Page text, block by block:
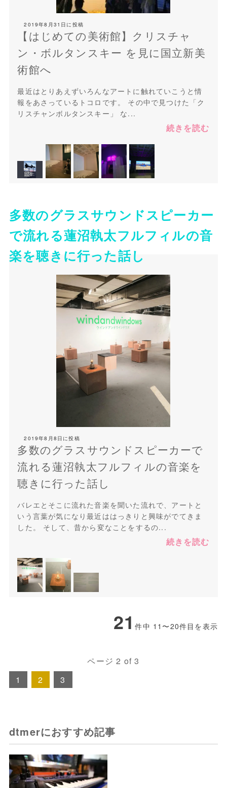
2019年8月31日 に投稿
【はじめての美術館】クリスチャ
ン・ボルタンスキー を見に国立新美
術館へ
最近はとりあえずいろんなアートに触れていこうと情
報をあさっているトコロです。 その中で見つけた「ク
リスチャンボルタンスキー」 な...
続きを読む
多数のグラスサウンドスピーカー
で流れる蓮沼執太フルフィルの音
楽を聴きに行った話し
2019年8月8日 に投稿
多数のグラスサウンドスピーカーで
流れる蓮沼執太フルフィルの音楽を
聴きに行った話し
バレエとそこに流れた音楽を聞いた流れで、アートと
いう言葉が気になり最近ははっきりと興味がでてきま
した。 そして、昔から変なことをするの...
続きを読む
21件中 11〜20件目を表示
ページ 2 of 3
1
2 3
dtmerにおすすめ記事